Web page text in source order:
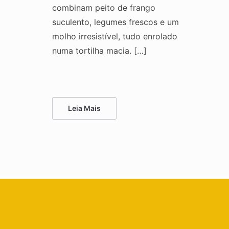
combinam peito de frango
suculento, legumes frescos e um
molho irresistível, tudo enrolado
numa tortilha macia. […]
Leia Mais